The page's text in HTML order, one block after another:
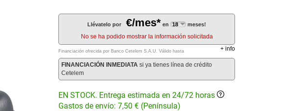
Llévatelo por €/mes* en meses!
No se ha podido mostrar la información solicitada
Financiación ofrecida por Banco Cetelem S.A.U. Válido hasta + info
FINANCIACIÓN INMEDIATA si ya tienes línea de crédito
Cetelem
EN STOCK. Entrega estimada en 24/72 horas
Gastos de envío: 7,50 € (Península)